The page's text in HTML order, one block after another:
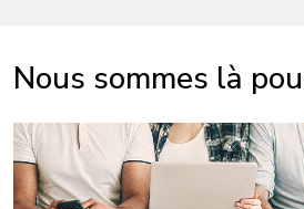
Nous sommes là